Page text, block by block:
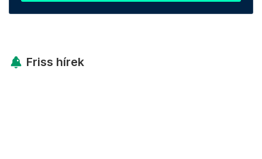
Friss hírek